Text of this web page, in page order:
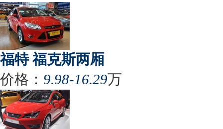
福特 福克斯两厢
价格： 9.98-16.29万